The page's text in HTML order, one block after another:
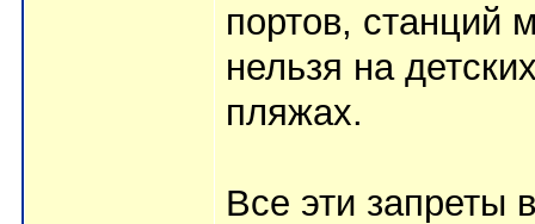
портов, станций
нельзя на
пляжах.
Все эти запреты